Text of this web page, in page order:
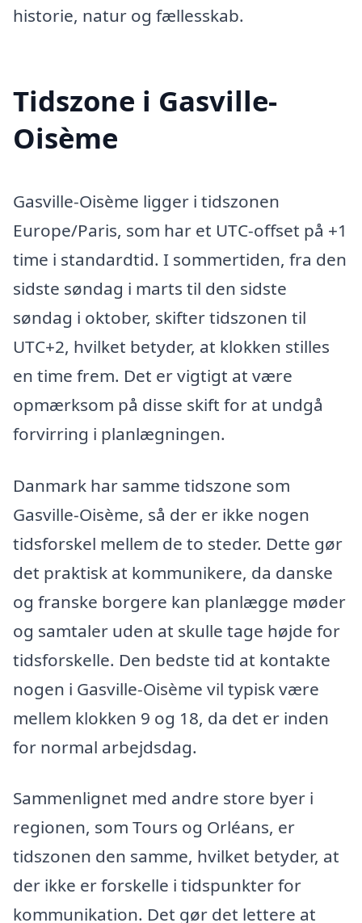
historie, natur og fællesskab.
Tidszone i Gasville-
Oisème
Gasville-Oisème ligger i tidszonen
Europe/Paris, som har et UTC-offset på +1
time i standardtid. I sommertiden, fra den
sidste søndag i marts til den sidste
søndag i oktober, skifter tidszonen til
UTC+2, hvilket betyder, at klokken stilles
en time frem. Det er vigtigt at være
opmærksom på disse skift for at undgå
forvirring i planlægningen.
Danmark har samme tidszone som
Gasville-Oisème, så der er ikke nogen
tidsforskel mellem de to steder. Dette gør
det praktisk at kommunikere, da danske
og franske borgere kan planlægge møder
og samtaler uden at skulle tage højde for
tidsforskelle. Den bedste tid at kontakte
nogen i Gasville-Oisème vil typisk være
mellem klokken 9 og 18, da det er inden
for normal arbejdsdag.
Sammenlignet med andre store byer i
regionen, som Tours og Orléans, er
tidszonen den samme, hvilket betyder, at
der ikke er forskelle i tidspunkter for
kommunikation. Det gør det lettere at